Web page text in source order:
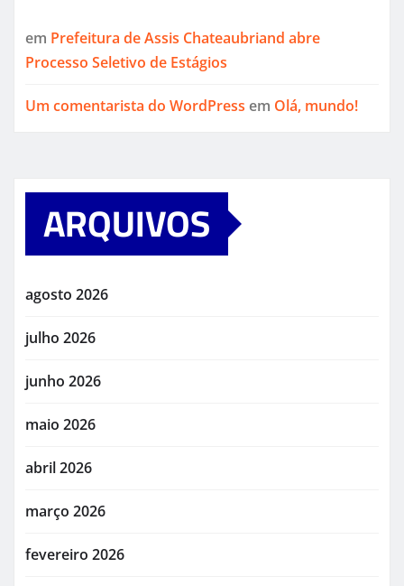
em Prefeitura de Assis Chateaubriand abre
Processo Seletivo de Estágios
Um comentarista do WordPress em Olá, mundo!
ARQUIVOS
agosto 2026
julho 2026
junho 2026
maio 2026
abril 2026
março 2026
fevereiro 2026